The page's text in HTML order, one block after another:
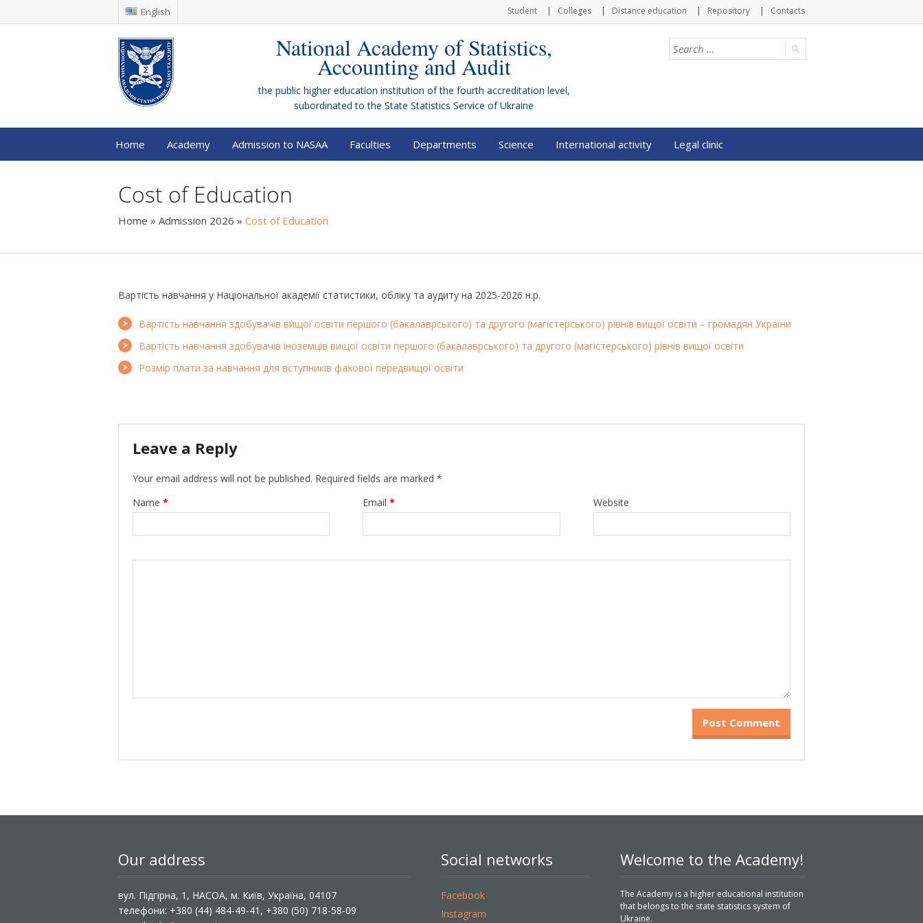
English Student Colleges Distance education Repository Contacts
National Academy of Statistics,
Accounting and Audit
the public higher education institution of the fourth accreditation level,
subordinated to the State Statistics Service of Ukraine
Home Academy Admission to NASAA Faculties Departments Science International activity Legal clinic
Cost of Education
Home » Admission 2026 » Cost of Education
Вартість навчання у Національної академії статистики, обліку та аудиту на 2025-2026 н.р.
Вартість навчання здобувачів вищої освіти першого (бакалаврського) та другого (магістерського) рівнів вищої освіти – громадян України
Вартість навчання здобувачів іноземців вищої освіти першого (бакалаврського) та другого (магістерського) рівнів вищої освіти
Розмір плати за навчання для вступників фахової передвищої освіти
Leave a Reply
Your email address will not be published. Required fields are marked *
Name * Email* Website
Our address
вул. Підгірна, 1, НАСОА, м. Київ, Україна, 04107
телефони: +380 (44) 484-49-41, +380 (50) 718-58-09
Social networks
Facebook
Instagram
Welcome to the Academy!
The Academy is a higher educational institution
that belongs to the state statistics system of
Ukraine.